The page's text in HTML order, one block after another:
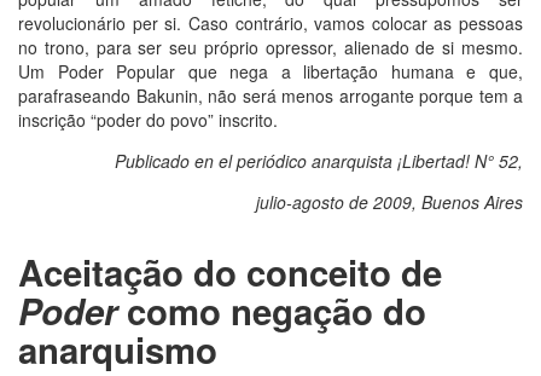
revolucionário per si. Caso contrário, vamos colocar as pessoas
no trono, para ser seu próprio opressor, alienado de si mesmo.
Um Poder Popular que nega a libertação humana e que,
parafraseando Bakunin, não será menos arrogante porque tem a
inscrição “poder do povo” inscrito.
Publicado en el periódico anarquista ¡Libertad! N° 52,
julio-agosto de 2009, Buenos Aires
Aceitação do conceito de
Podercomo negação do
anarquismo